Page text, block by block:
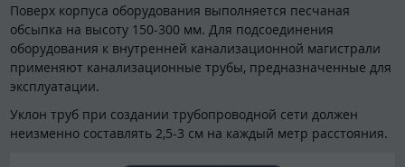
Поверх корпуса оборудования выполняется песчаная
обсыпка на высоту 150-300 мм. Для подсоединения
оборудования к внутренней канализационной магистрали
применяют канализационные трубы, предназначенные для
эксплуатации.
Уклон труб при создании трубопроводной сети должен
неизменно составлять 2,5-3 см на каждый метр расстояния.